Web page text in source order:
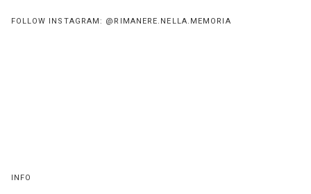
FOLLOW INSTAGRAM: @RIMANERE.NELLA.MEMORIA
INFO